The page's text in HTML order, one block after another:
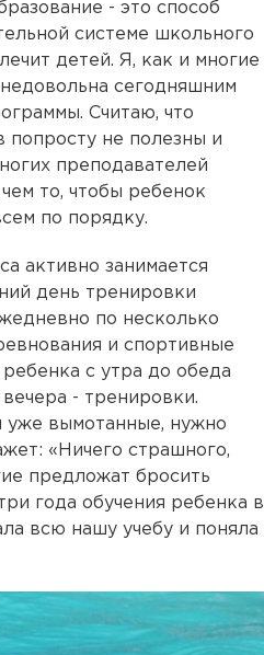
- это способ
системе школьного
детей. Я, как и многие
сегодняшним
Считаю, что
попросту не полезны и
преподавателей
то, чтобы ребенок
по порядку.
активно занимается
день тренировки
по несколько
и спортивные
с утра до обеда
- тренировки.
уже вымотанные, нужно
«Ничего страшного,
предложат бросить
года обучения ребенка в
всю нашу учебу и поняла